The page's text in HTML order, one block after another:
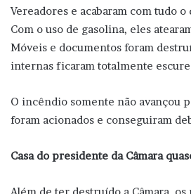
Vereadores e acabaram com tudo
Com o uso de gasolina, eles
Móveis e documentos foram
internas ficaram totalmente
O incêndio somente não avançou
foram acionados e conseguiram
Casa do presidente da Câmara